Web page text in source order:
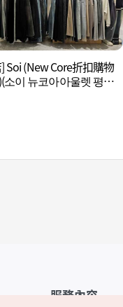
Soi (New Core折扣購物
소이 뉴코아아울렛 평촌
服務內容